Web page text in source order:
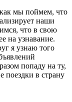
как мы поймем, что
наши
что в свою
на узнавание.
я узнаю того
попаду на ту,
поездки в страну